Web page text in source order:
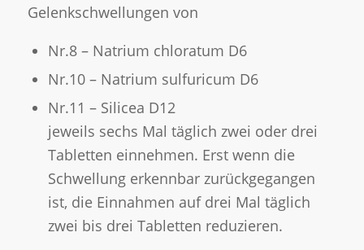
Gelenkschwellungen von
Nr.8 – Natrium chloratum D6
Nr.10 – Natrium sulfuricum D6
Nr.11 – Silicea D12
jeweils sechs Mal täglich zwei oder drei
Tabletten einnehmen. Erst wenn die
Schwellung erkennbar zurückgegangen
ist, die Einnahmen auf drei Mal täglich
zwei bis drei Tabletten reduzieren.